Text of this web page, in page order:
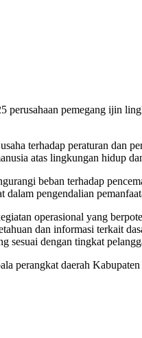
pemegang ijin
terhadap peraturan dan
atas lingkungan hidup
beban terhadap
pengendalian
operasional yang
dan informasi terkait
sesuai dengan tingkat
perangkat daerah